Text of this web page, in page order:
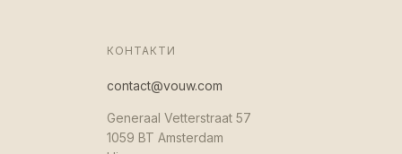
КОНТАКТИ
contact@vouw.com
Generaal Vetterstraat 57
1059 BT Amsterdam